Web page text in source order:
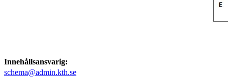
Innehållsansvarig:
schema@admin.kth.se